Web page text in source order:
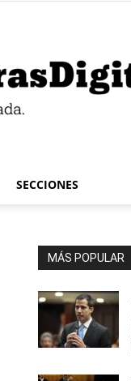
SECCIONES
MÁS POPULAR